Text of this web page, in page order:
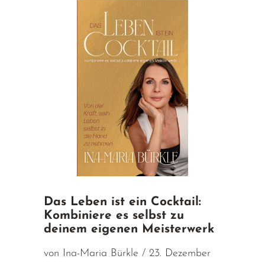
Das Leben ist ein Cocktail:
Kombiniere es selbst zu
deinem eigenen Meisterwerk
von Ina-Maria Bürkle / 23. Dezember